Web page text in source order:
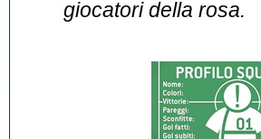
giocatori della rosa.